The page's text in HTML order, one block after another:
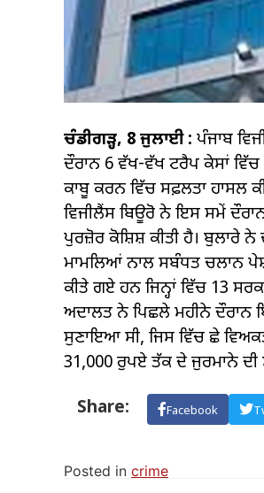
ਚੰਡੀਗੜ੍ਹ, 8 ਜੁਲਾਈ : ਪੰਜਾਬ
ਦੌਰਾਨ 6 ਵੱਖ-ਵੱਖ ਟਰੈਪ ਕੇਸਾਂ
ਕਾਬੂ ਕਰਨ ਵਿੱਚ ਸਫ਼ਲਤਾ ਹਾਸਲ
ਵਿਜੀਲੈਂਸ ਬਿਊਰੋ ਨੇ ਇਸ ਸਮੇਂ
ਪੁਰਜ਼ੋਰ ਕੋਸ਼ਿਸ਼ ਕੀਤੀ ਹੈ। ਬੁਲਾਰੇ
ਮਾਮਲਿਆਂ ਨਾਲ ਸਬੰਧਤ ਚਲਾਨ
ਕੀਤੇ ਗਏ ਹਨ ਜਿਨ੍ਹਾਂ ਵਿੱਚ 13
ਅਦਾਲਤ ਨੇ ਪਿਛਲੇ ਮਹੀਨੇ ਦੌਰਾਨ
ਸੁਣਾਇਆ ਸੀ, ਜਿਸ ਵਿੱਚ ਛੇ
31,000 ਰੁਪਏ ਤੱਕ ਦੇ ਜੁਰਮਾਨੇ
Share: Facebook
Posted in crime